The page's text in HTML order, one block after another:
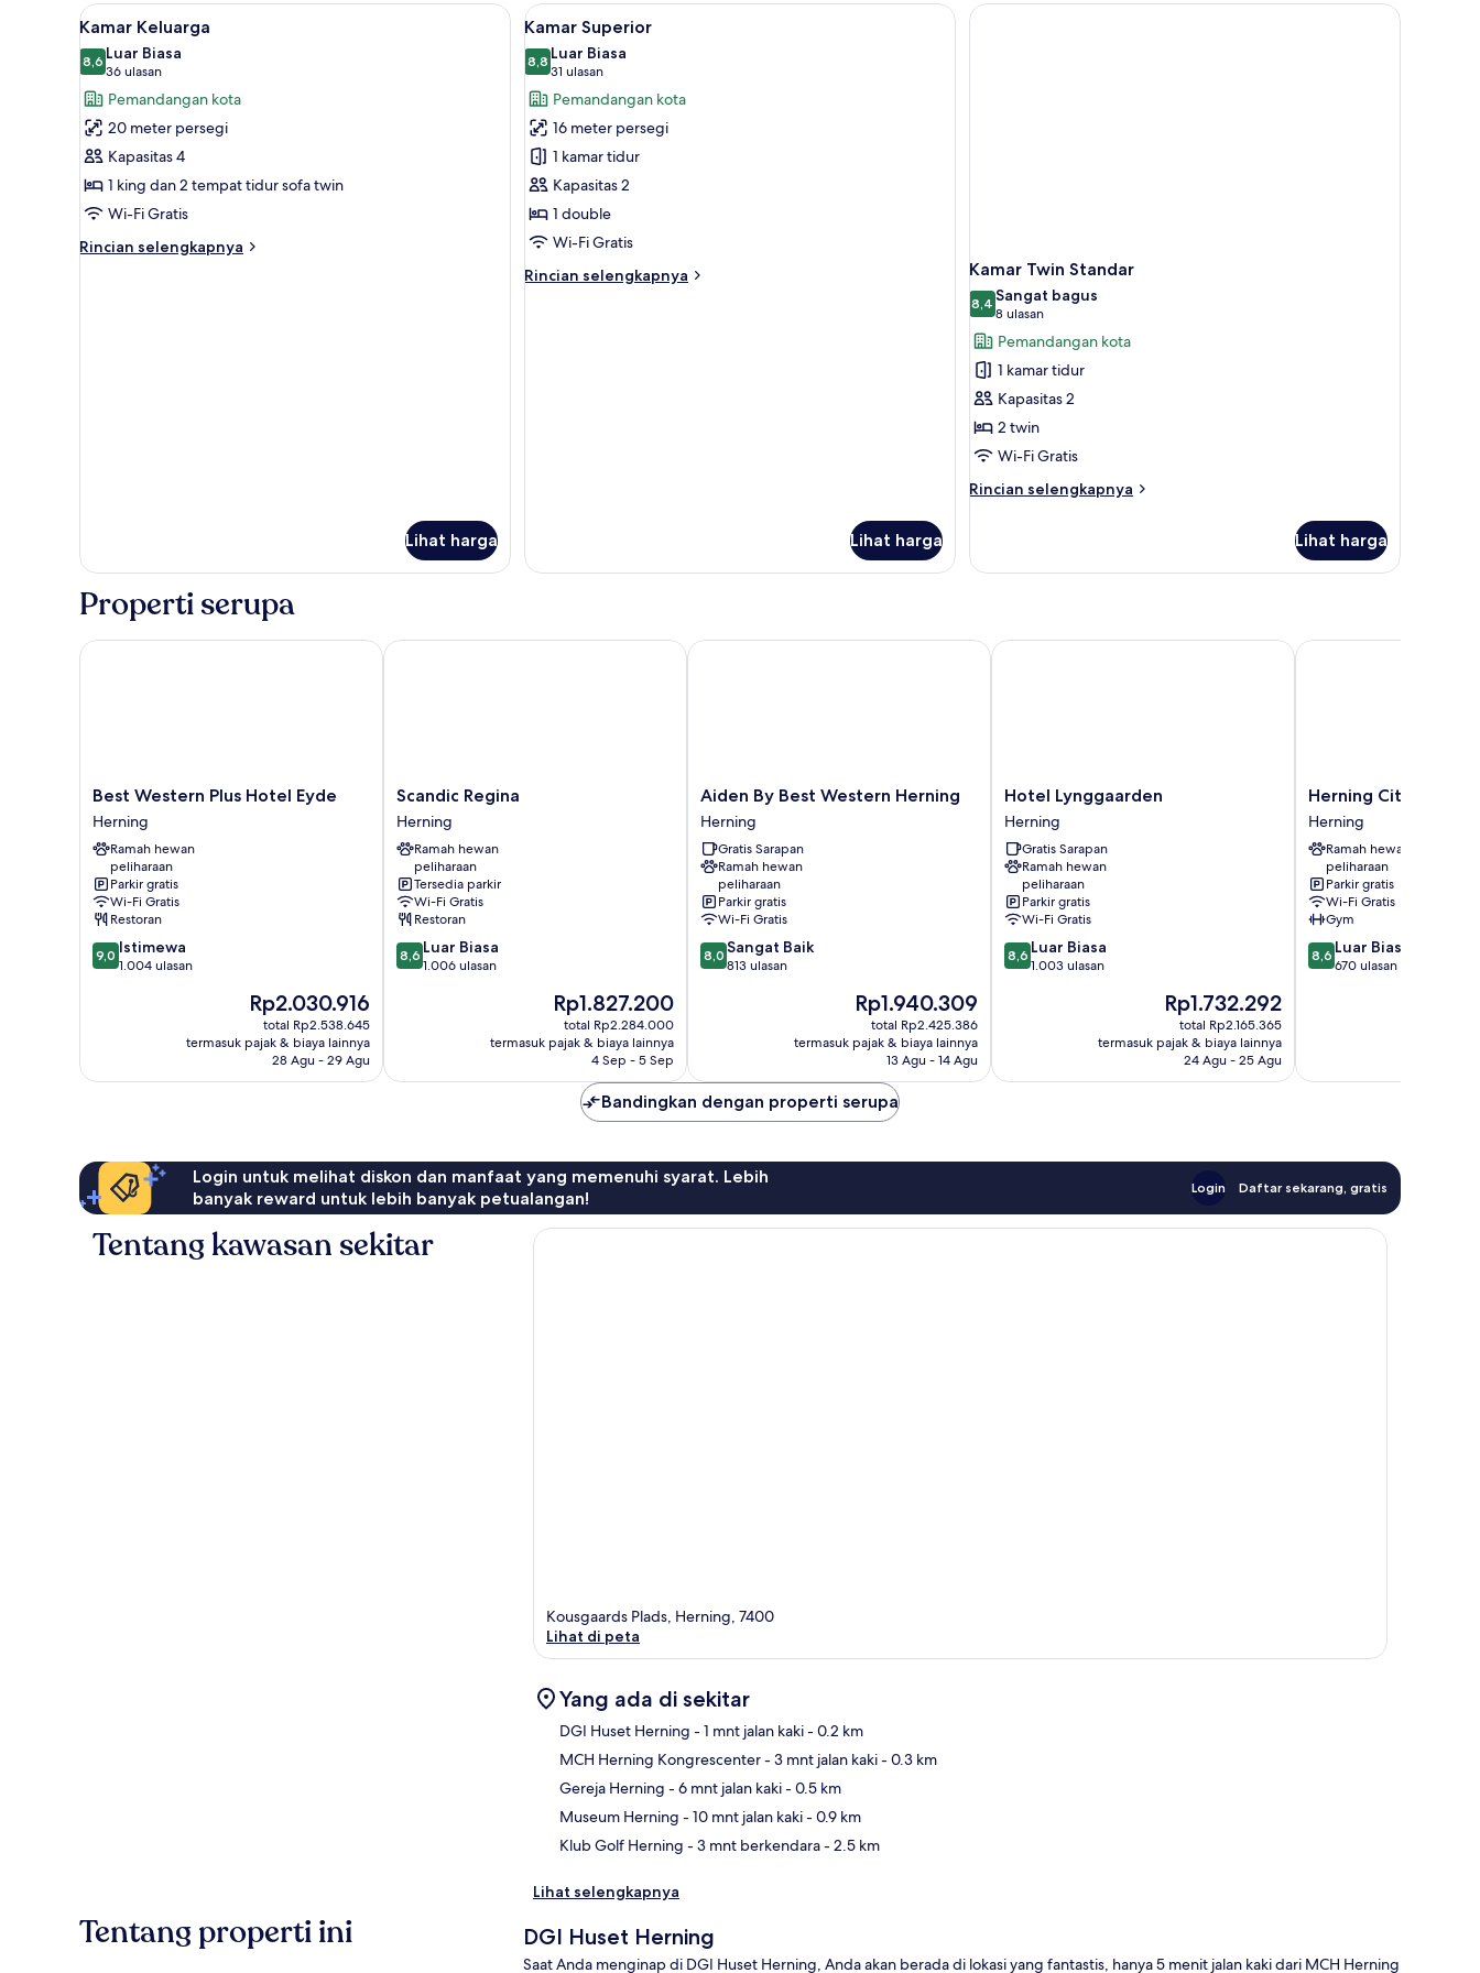
Standar
Standar
Lihat
semua
foto
untuk
Kamar
Keluarga
Kamar Keluarga | Seprai antialergi, bantalan ekstra lembut, brankas, dan meja kerja
3
Kamar Keluarga
8,68,6 dari 10
Luar Biasa
36 ulasan
(36
ulasan)
Pemandangan kota
20 meter persegi
Kapasitas 4
1 king dan 2 tempat tidur sofa twin
Wi-Fi Gratis
Rincian selengkapnya
Rincian
Lihat harga
Lihat
semua
foto
untuk
Kamar
Superior
Seprai antialergi, bantalan ekstra lembut, brankas, dan meja kerja
2
Kamar Superior
8,88,8 dari 10
Luar Biasa
31 ulasan
(31
ulasan)
Pemandangan kota
16 meter persegi
1 kamar tidur
Kapasitas 2
1 double
Wi-Fi Gratis
Rincian selengkapnya
Rincian
Lihat harga
Kamar Twin Standar
8,48,4 dari 10
Sangat bagus
8 ulasan
(8
ulasan)
Pemandangan kota
1 kamar tidur
Kapasitas 2
2 twin
Wi-Fi Gratis
Rincian selengkapnya
Rincian
Kamar
Lihat harga
Properti serupa
Best
Western
Plus
Hotel
Eyde
Herning
Best Western Plus Hotel Eyde
Herning
Ramah hewan
peliharaan
Parkir gratis
Wi-Fi Gratis
Restoran
9.0
dari
9,0 Istimewa
1.004 ulasan
Harga
sekarang
Rp2.030.916
Rp2.030.916
total Rp2.538.645
termasuk pajak & biaya lainnya
28 Agu - 29 Agu
Best Western Plus Hotel Eyde
Scandic
Regina
Herning
Scandic Regina
Herning
Ramah hewan
peliharaan
Tersedia parkir
Wi-Fi Gratis
Restoran
8.6
dari
8,6 Luar Biasa
1.006 ulasan
Harga
sekarang
Rp1.827.200
Rp1.827.200
total Rp2.284.000
termasuk pajak & biaya lainnya
4 Sep - 5 Sep
Scandic Regina
Aiden
By
Best
Western
Herning
Herning
Aiden By Best Western Herning
Herning
Gratis Sarapan
Ramah hewan
peliharaan
Parkir gratis
Wi-Fi Gratis
8.0
dari
8,0 Sangat Baik
813 ulasan
Harga
sekarang
Rp1.940.309
Rp1.940.309
total Rp2.425.386
termasuk pajak & biaya lainnya
13 Agu - 14 Agu
Aiden By Best Western Herning
Hotel
Lynggaarden
Herning
Hotel Lynggaarden
Herning
Gratis Sarapan
Ramah hewan
peliharaan
Parkir gratis
Wi-Fi Gratis
8.6
dari
8,6 Luar Biasa
1.003 ulasan
Harga
sekarang
Rp1.732.292
Rp1.732.292
total Rp2.165.365
termasuk pajak & biaya lainnya
24 Agu - 25 Agu
Hotel Lynggaarden
Herning
City
Hotel
Herning
Herning City Hotel
Herning
Ramah hewan
peliharaan
Parkir gratis
Wi-Fi Gratis
Gym
8.6
dari
8,6 Luar Biasa
670 ulasan
Herning City Hotel
Bandingkan dengan properti serupa
Login untuk melihat diskon dan manfaat yang memenuhi syarat. Lebih
banyak reward untuk lebih banyak petualangan!
Login Daftar sekarang, gratis
Tentang kawasan sekitar
Kousgaards Plads, Herning, 7400
Lihat di peta
Yang ada di sekitar
DGI Huset Herning - 1 mnt jalan kaki- 0.2 km
MCH Herning Kongrescenter- 3 mnt jalan kaki- 0.3 km
Gereja Herning - 6 mnt jalan kaki- 0.5 km
Museum Herning - 10 mnt jalan kaki- 0.9 km
Klub Golf Herning - 3 mnt berkendara- 2.5 km
Lihat selengkapnya
Tentang properti ini DGI Huset Herning
Saat Anda menginap di DGI Huset Herning, Anda akan berada di lokasi yang fantastis, hanya 5 menit jalan kaki dari MCH Herning